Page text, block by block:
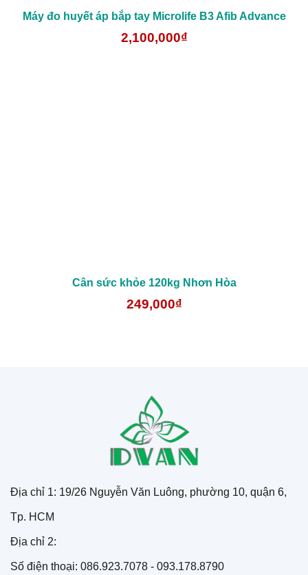
Máy đo huyết áp bắp tay Microlife B3 Afib Advance
2,100,000₫
Cân sức khỏe 120kg Nhơn Hòa
249,000₫
Địa chỉ 1: 19/26 Nguyễn Văn Luông, phường 10, quận 6,
Tp. HCM
Địa chỉ 2:
Số điện thoại: 086.923.7078 - 093.178.8790